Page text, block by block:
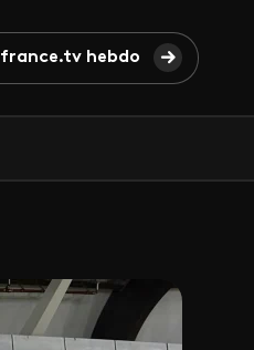
france.tv hebdo